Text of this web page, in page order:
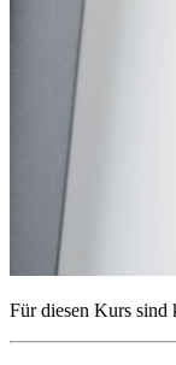
Für diesen Kurs sind